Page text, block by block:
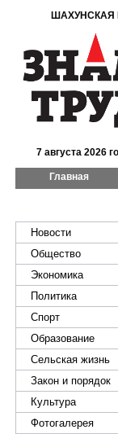
ШАХУНСКАЯ
7 августа 2026
Главная
Новости
Общество
Экономика
Политика
Спорт
Образование
Сельская жизнь
Закон и порядок
Культура
Фотогалерея